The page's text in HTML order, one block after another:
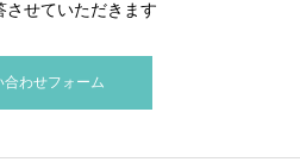
させていただきます
合わせフォーム